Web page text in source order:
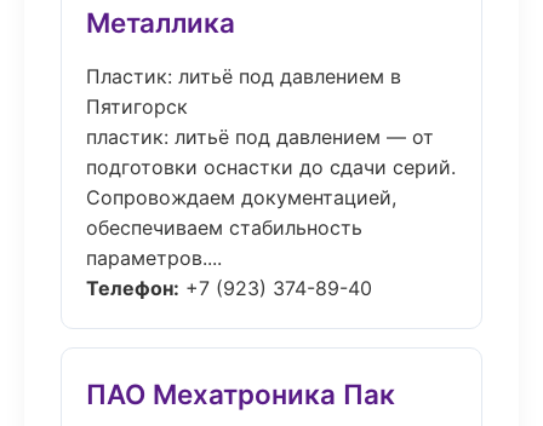
Металлика
Пластик: литьё под давлением в
Пятигорск
пластик: литьё под давлением — от
подготовки оснастки до сдачи серий.
Сопровождаем документацией,
обеспечиваем стабильность
параметров....
Телефон: +7 (923) 374-89-40
ПАО Мехатроника Пак